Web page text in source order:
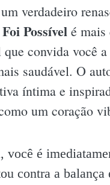
verdadeiro
Possível é
convida você
saudável. O
íntima e
um coração
você é
contra a